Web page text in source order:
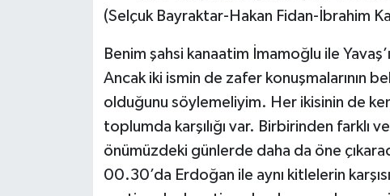
(Selçuk Bayraktar-Hakan Fidan-İbrahim
Benim şahsi kanaatim İmamoğlu ile
Ancak iki ismin de zafer konuşmalarının
olduğunu söylemeliyim. Her ikisinin de
toplumda karşılığı var. Birbirinden farklı
önümüzdeki günlerde daha da öne
00.30’da Erdoğan ile aynı kitlelerin